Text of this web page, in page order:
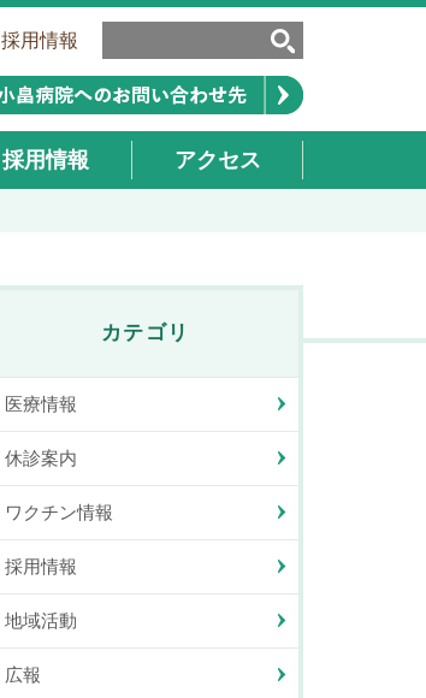
採用情報
採用情報 アクセス
カテゴリ
医療情報
休診案内
ワクチン情報
採用情報
地域活動
広報